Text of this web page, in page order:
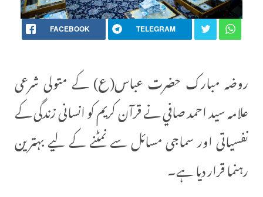
FACEBOOK TELEGRAM
روضہ مبارک حضرت عباس(ع) کے متولی شرعی
علامہ سید احمد صافي نے قرآن کریم کو انسانی زندگی کے
نفسیاتی اور سماجی مسائل سے نمٹنے کے لیے بہترین
رہنما قرار دیا ہے۔